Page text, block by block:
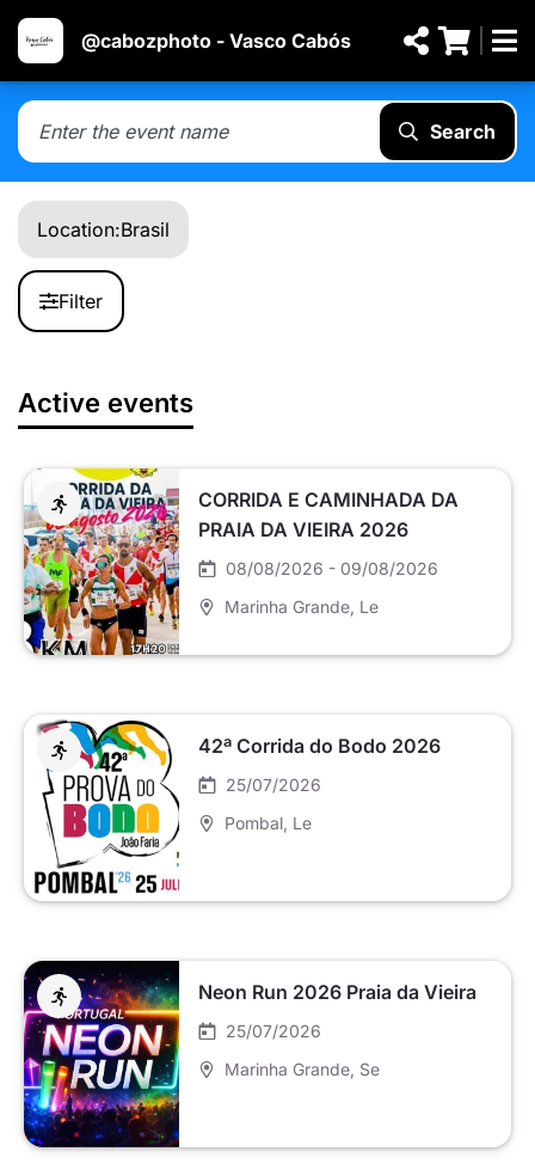
@cabozphoto - Vasco Cabós
Search
Location:Brasil
Filter
Active events
CORRIDA E CAMINHADA DA
PRAIA DA VIEIRA 2026
08/08/2026 - 09/08/2026
Marinha Grande , Le
42ª Corrida do Bodo 2026
25/07/2026
Pombal , Le
Neon Run 2026 Praia da Vieira
25/07/2026
Marinha Grande , Se